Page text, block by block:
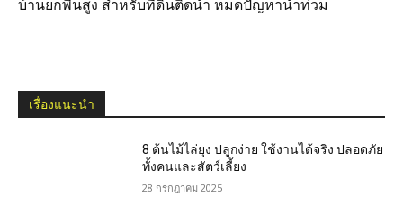
บ้านยกพื้นสูง สำหรับที่ดินติดน้ำ หมดปัญหาน้ำท่วม
เรื่องแนะนำ
8 ต้นไม้ไล่ยุง ปลูกง่าย ใช้งานได้จริง ปลอดภัย
ทั้งคนและสัตว์เลี้ยง
28 กรกฎาคม 2025